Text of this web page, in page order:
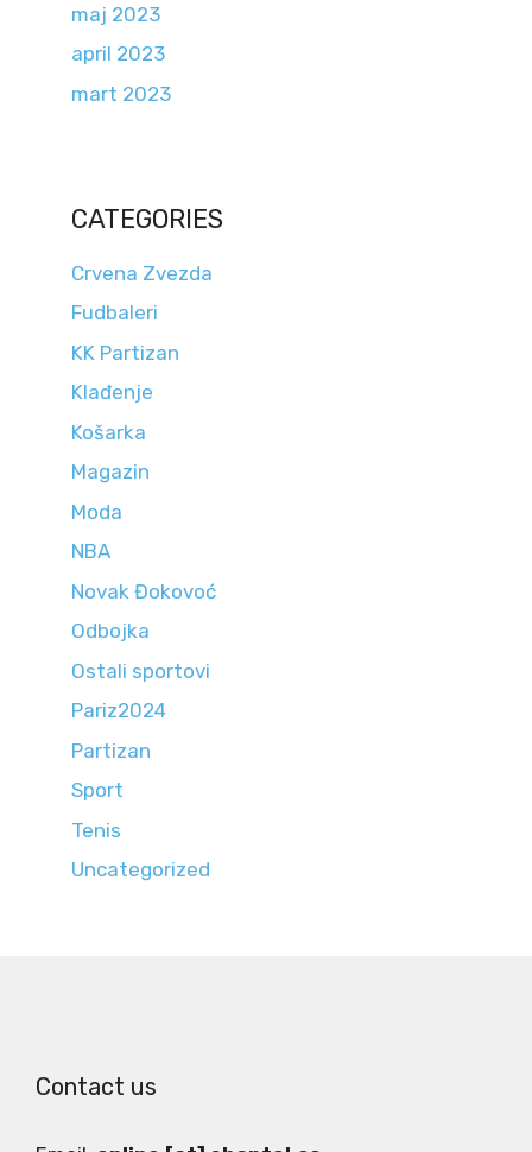
maj 2023
april 2023
mart 2023
CATEGORIES
Crvena Zvezda
Fudbaleri
KK Partizan
Klađenje
Košarka
Magazin
Moda
NBA
Novak Đokovoć
Odbojka
Ostali sportovi
Pariz2024
Partizan
Sport
Tenis
Uncategorized
Contact us